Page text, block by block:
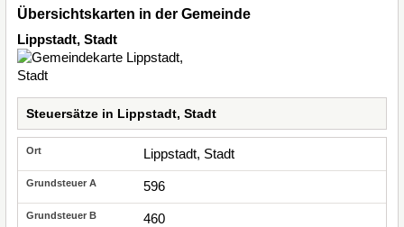
Übersichtskarten in der Gemeinde
Lippstadt, Stadt
Steuersätze in Lippstadt, Stadt
Lippstadt, Stadt
596
460